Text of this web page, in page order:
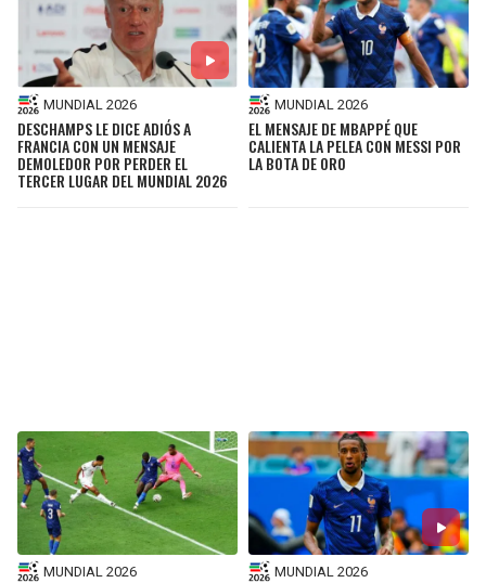
MUNDIAL 2026
DESCHAMPS LE DICE ADIÓS A
FRANCIA CON UN MENSAJE
DEMOLEDOR POR PERDER EL
TERCER LUGAR DEL MUNDIAL 2026
MUNDIAL 2026
EL MENSAJE DE MBAPPÉ QUE
CALIENTA LA PELEA CON MESSI POR
LA BOTA DE ORO
MUNDIAL 2026 MUNDIAL 2026